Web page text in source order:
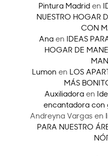
Pintura Madrid en
NUESTRO HOGAR
CON
Anaen IDEAS
HOGAR DE
Lumon en LOS
MÁS
Auxiliadoraen
encantadora con
Andreyna Vargasen
PARA NUESTRO